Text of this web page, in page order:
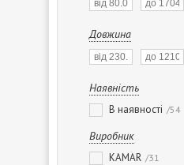
Довжина
Наявність
В наявності 54
Виробник
KAMAR 31